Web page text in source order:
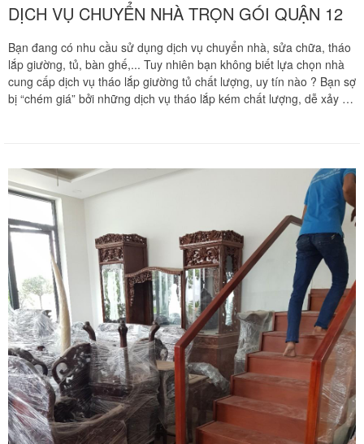
DỊCH VỤ CHUYỂN NHÀ TRỌN GÓI QUẬN 12
Bạn đang có nhu cầu sử dụng dịch vụ chuyển nhà, sửa chữa, tháo
lắp giường, tủ, bàn ghế,... Tuy nhiên bạn không biết lựa chọn nhà
cung cấp dịch vụ tháo lắp giường tủ chất lượng, uy tín nào ? Bạn sợ
bị “chém giá” bởi những dịch vụ tháo lắp kém chất lượng, dễ xảy ra
NGUYÊN là một trong những dịch vụ được lựa chọn hàng đầu về
độ tin cậy do khách hàng lựa chọn. CÔNG TY TNHH DỊCH VỤ VẬN
TẢI TỔNG HỢP KHÔI NGUYÊN luôn là một địa chỉ được nhiều
khách hàng lựa chọn, tin tưởng khi có nhu cầu về dịch vụ chuyển
nhà trọn gói tại Quận 1.
Vừa qua tôi có chuyển văn phòng từ 3/2 về đường Cộng
Hòa. Ban đầu tôi cũng đắn đo nhiều dịch vụ chuyển nhà
nhưng cuối cùng tôi quyết định chọn công ty Khôi
Nguyên. Tôi thật sự hài lòng. Cảm ơn quý công ty.
Phạm Minh Tuấn